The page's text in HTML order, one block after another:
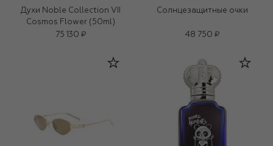
Духи Noble Collection VII
Cosmos Flower (50ml)
75 130 ₽
Солнцезащитные очки
48 750 ₽